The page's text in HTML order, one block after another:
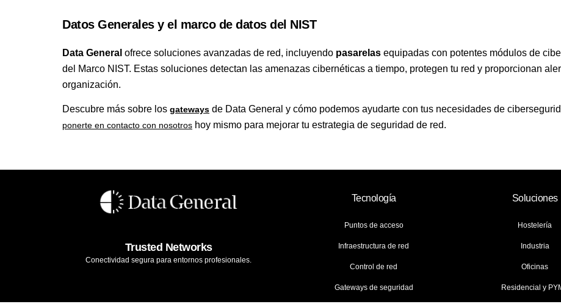
Datos Generales y el marco de datos del NIST
Data General ofrece soluciones avanzadas de red, incluyendo pasarelas equipadas con potentes módulos de
del Marco NIST. Estas soluciones detectan las amenazas cibernéticas a tiempo, protegen tu red y proporcionan
organización.
Descubre más sobre los gateways de Data General y cómo podemos ayudarte con tus necesidades de
ponerte en contacto con nosotros hoy mismo para mejorar tu estrategia de seguridad de red.
Trusted Networks
Conectividad segura para entornos profesionales.
Tecnología
Puntos de acceso
Infraestructura de red
Control de red
Gateways de seguridad
Soluciones
Hostelería
Industria
Oficinas
Residencial y